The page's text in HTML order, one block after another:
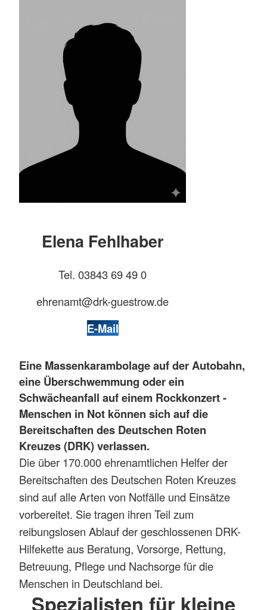
Elena Fehlhaber
Tel. 03843 69 49 0
ehrenamt@drk-guestrow.de
E-Mail
Eine Massenkarambolage auf der Autobahn,
eine Überschwemmung oder ein
Schwächeanfall auf einem Rockkonzert-
Menschen in Not können sich auf die
Bereitschaften des Deutschen Roten
Kreuzes (DRK) verlassen.
Die über 170.000 ehrenamtlichen Helfer der
Bereitschaften des Deutschen Roten Kreuzes
sind auf alle Arten von Notfälle und Einsätze
vorbereitet. Sie tragen ihren Teil zum
reibungslosen Ablauf der geschlossenen DRK-
Hilfekette aus Beratung, Vorsorge, Rettung,
Betreuung, Pflege und Nachsorge für die
Menschen in Deutschland bei.
Spezialisten für kleine